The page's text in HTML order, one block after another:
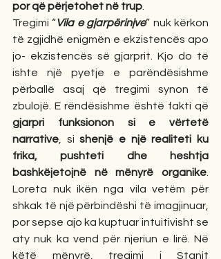
por që përjetohet në trup
Tregimi “Vila e gjarpërinjve” nuk kërkon
të zgjidhë enigmën e ekzistencës apo
jo- ekzistencës së gjarprit. Kjo do të
ishte një pyetje e parëndësishme
përballë asaj që tregimi synon të
gjarpri funksionon si e vërtetë
narrative , si shenjë e një realiteti ku
frika, pushteti dhe heshtja
bashkëjetojnë në mënyrë organike
Loreta nuk ikën nga vila vetëm për
shkak të një përbindëshi të imagjinuar,
por sepse ajo ka kuptuar intuitivisht se
aty nuk ka vend për njeriun e lirë. Në
këtë mënyrë, tregimi i Stanit